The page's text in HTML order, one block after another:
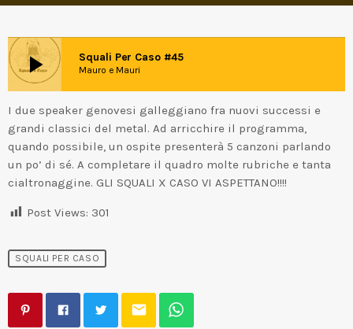
play_arrow Squali Per Caso #45
Mauro e Mauri
I due speaker genovesi galleggiano fra nuovi successi e
grandi classici del metal. Ad arricchire il programma,
quando possibile, un ospite presenterà 5 canzoni parlando
un po’ di sé. A completare il quadro molte rubriche e tanta
cialtronaggine. GLI SQUALI X CASO VI ASPETTANO!!!!
Post Views: 301
SQUALI PER CASO
email